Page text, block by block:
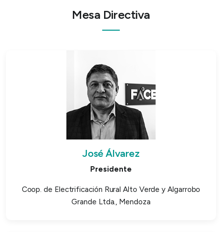
Mesa Directiva
José Álvarez
Presidente
Coop. de Electrificación Rural Alto Verde y Algarrobo
Grande Ltda., Mendoza